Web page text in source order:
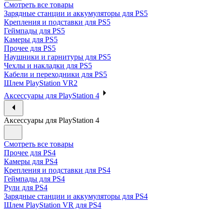
Смотреть все товары
Зарядные станции и аккумуляторы для PS5
Крепления и подставки для PS5
Геймпады для PS5
Камеры для PS5
Прочее для PS5
Наушники и гарнитуры для PS5
Чехлы и накладки для PS5
Кабели и переходники для PS5
Шлем PlayStation VR2
Аксессуары для PlayStation 4
Аксессуары для PlayStation 4
Смотреть все товары
Прочее для PS4
Камеры для PS4
Крепления и подставки для PS4
Геймпады для PS4
Рули для PS4
Зарядные станции и аккумуляторы для PS4
Шлем PlayStation VR для PS4